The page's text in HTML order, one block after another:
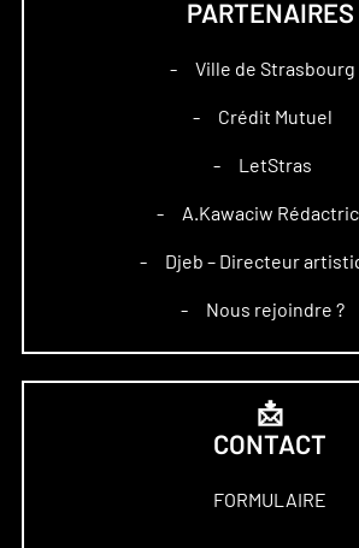
PARTENAIRES
– Ville de Strasbourg
– Crédit Mutuel
– LetStras
– A.Kawaciw
– Djeb – Directeur
– Nous rejoindre ?
📩
CONTACT
FORMULAIRE